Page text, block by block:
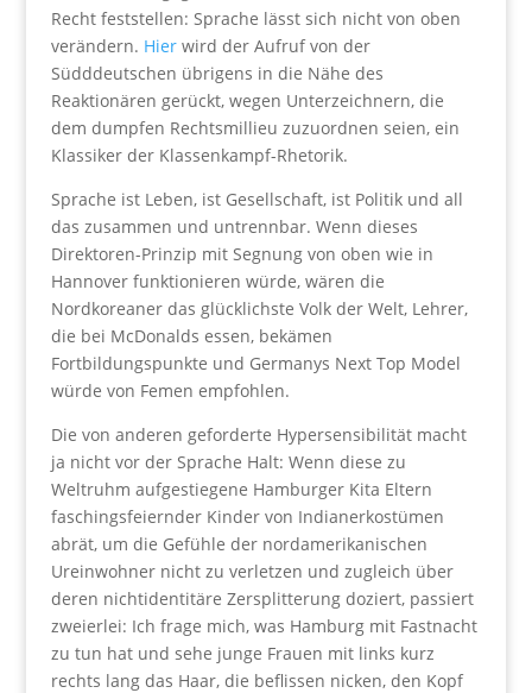
Recht feststellen: Sprache lässt sich nicht von oben
verändern. Hierwird der Aufruf von der
Südddeutschen übrigens in die Nähe des
Reaktionären gerückt, wegen Unterzeichnern, die
dem dumpfen Rechtsmillieu zuzuordnen seien, ein
Klassiker der Klassenkampf-Rhetorik.
Sprache ist Leben, ist Gesellschaft, ist Politik und all
das zusammen und untrennbar. Wenn dieses
Direktoren-Prinzip mit Segnung von oben wie in
Hannover funktionieren würde, wären die
Nordkoreaner das glücklichste Volk der Welt, Lehrer,
die bei McDonalds essen, bekämen
Fortbildungspunkte und Germanys Next Top Model
würde von Femen empfohlen.
Die von anderen geforderte Hypersensibilität macht
ja nicht vor der Sprache Halt: Wenn diese zu
Weltruhm aufgestiegene Hamburger Kita Eltern
faschingsfeiernder Kinder von Indianerkostümen
abrät, um die Gefühle der nordamerikanischen
Ureinwohner nicht zu verletzen und zugleich über
deren nichtidentitäre Zersplitterung doziert, passiert
zweierlei: Ich frage mich, was Hamburg mit Fastnacht
zu tun hat und sehe junge Frauen mit links kurz
rechts lang das Haar, die beflissen nicken, den Kopf